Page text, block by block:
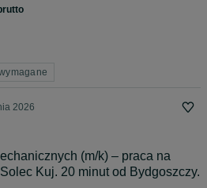
2026
(m/k) – praca na
Kuj. 20 minut od Bydgoszczy.